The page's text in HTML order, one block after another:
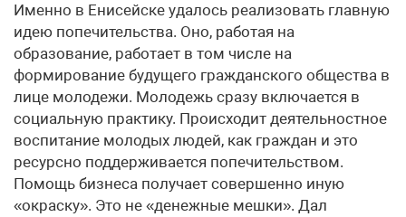
Именно в Енисейске удалось реализовать главную
идею попечительства. Оно, работая на
образование, работает в том числе на
формирование будущего гражданского общества в
лице молодежи. Молодежь сразу включается в
социальную практику. Происходит деятельностное
воспитание молодых людей, как граждан и это
ресурсно поддерживается попечительством.
Помощь бизнеса получает совершенно иную
«окраску». Это не «денежные мешки». Дал